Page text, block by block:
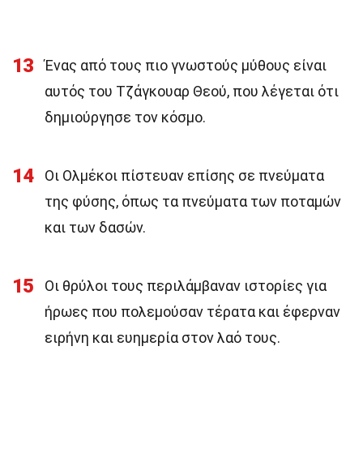
13
Ένας από τους πιο γνωστούς μύθους είναι
αυτός του Τζάγκουαρ Θεού, που λέγεται ότι
δημιούργησε τον κόσμο.
14
Οι Ολμέκοι πίστευαν επίσης σε πνεύματα
της φύσης, όπως τα πνεύματα των ποταμών
και των δασών.
15
Οι θρύλοι τους περιλάμβαναν ιστορίες για
ήρωες που πολεμούσαν τέρατα και έφερναν
ειρήνη και ευημερία στον λαό τους.